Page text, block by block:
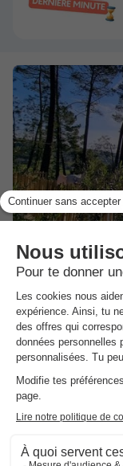
Camping
Rhône-alpes,Joyeuse
4.6
Rivière aux eaux
Deux piscines
Camping très